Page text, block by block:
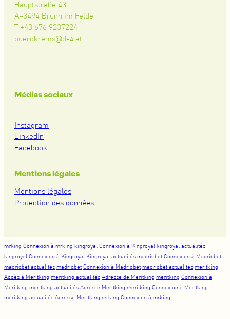
Hauptstraße 43
A-3494 Brunn im Felde
T +43 676 9237224
buerokrems@d-4.at
Médias sociaux
Instagram
LinkedIn
Facebook
Mentions légales
Mentions légales
Protection des données
mrking Connexion à mrking kingroyal Connexion à Kingroyal kingroyal actualités
kingroyal Connexion à Kingroyal Kingroyal actualités madridbet Connexion à Madridbet
madridbet actualités madridbet Connexion à Madridbet madridbet actualités meritking
Accès à Meritking meritking actualités Adresse de Meritking meritking Connexion à
Meritking meritking actualités Adresse Meritking meritking Connexion à Meritking
meritking actualités Adresse Meritking mrking Connexion à mrking